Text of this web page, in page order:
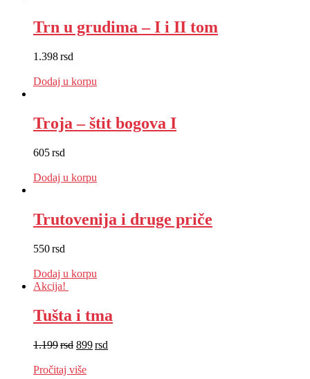
Trn u grudima – I i II tom
1.398rsd
Dodaj u korpu
Troja – štit bogova I
605rsd
Dodaj u korpu
Trutovenija i druge priče
550rsd
Dodaj u korpu
Akcija!
Tušta i tma
1.199rsd 899rsd
Pročitaj više